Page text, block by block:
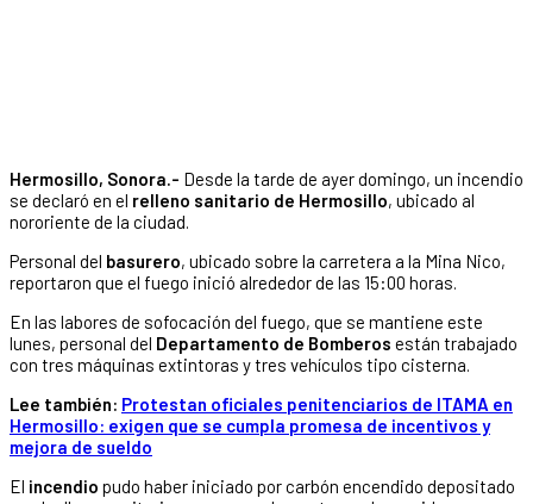
Hermosillo, Sonora.- Desde la tarde de ayer domingo, un incendio
se declaró en el relleno sanitario de Hermosillo, ubicado al
nororiente de la ciudad.
Personal del basurero, ubicado sobre la carretera a la Mina Nico,
reportaron que el fuego inició alrededor de las 15:00 horas.
En las labores de sofocación del fuego, que se mantiene este
lunes, personal del Departamento de Bomberos están trabajado
con tres máquinas extintoras y tres vehículos tipo cisterna.
Lee también: Protestan oficiales penitenciarios de ITAMA en
Hermosillo: exigen que se cumpla promesa de incentivos y
mejora de sueldo
El incendio pudo haber iniciado por carbón encendido depositado